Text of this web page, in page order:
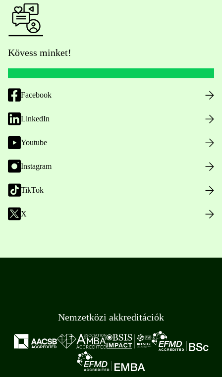
Kövess minket!
Facebook
LinkedIn
Youtube
Instagram
TikTok
X
Nemzetközi akkreditációk